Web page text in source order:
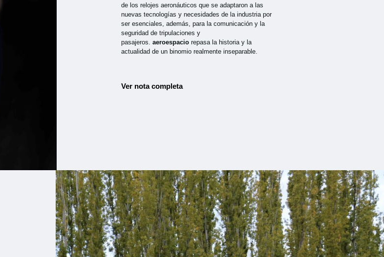
de los relojes aeronáuticos que se adaptaron a las
nuevas tecnologías y necesidades de la industria por
ser esenciales, además, para la comunicación y la
seguridad de tripulaciones y
pasajeros.aeroespaciorepasa la historia y la
actualidad de un binomio realmente inseparable.
Ver nota completa